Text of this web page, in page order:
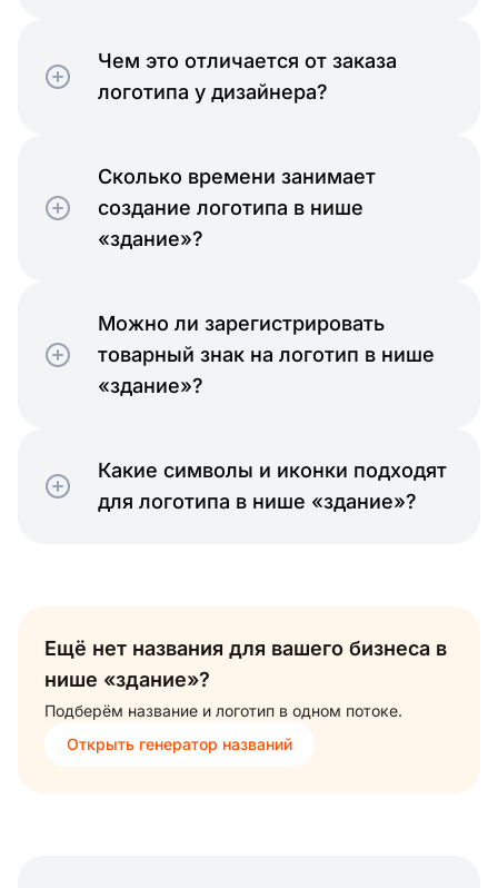
Чем это отличается от заказа
логотипа у дизайнера?
Сколько времени занимает
создание логотипа в нише
«здание»?
Можно ли зарегистрировать
товарный знак на логотип в нише
«здание»?
Какие символы и иконки подходят
для логотипа в нише «здание»?
Ещё нет названия для вашего бизнеса в
нише «здание»?
Подберём название и логотип в одном потоке.
Открыть генератор названий